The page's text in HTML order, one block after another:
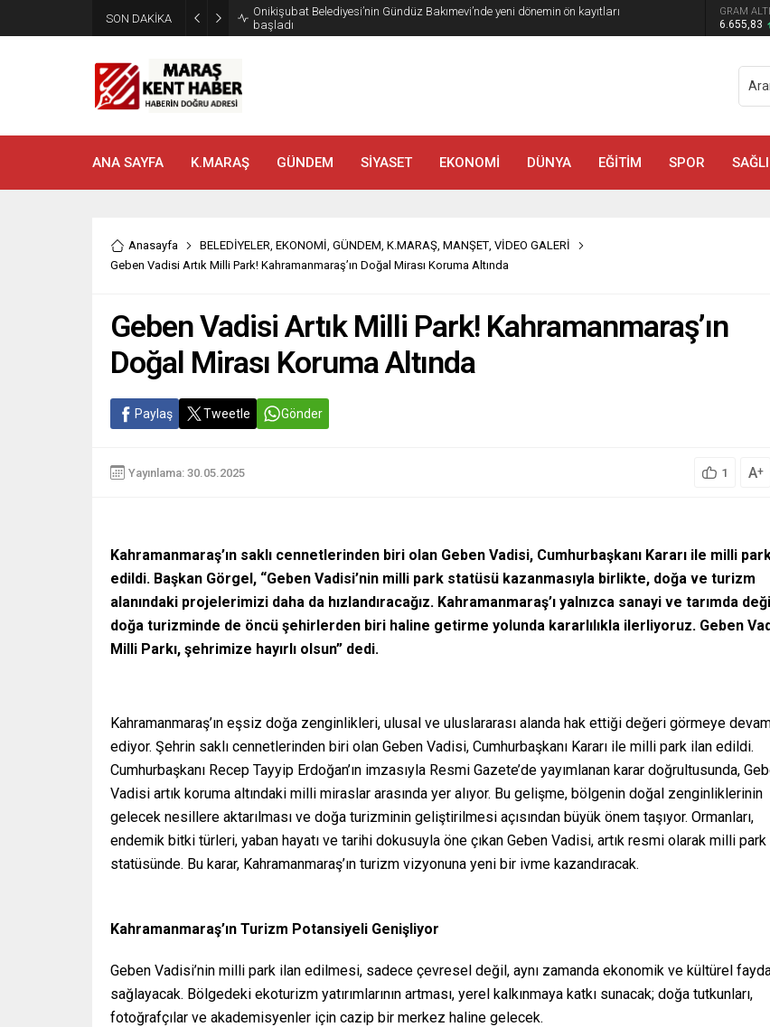
SON DAKİKA Geleneksel Ağustos Fuarı’nda Madrigal Coşkusu GRAM
6.655,83
ANA SAYFA K.MARAŞ GÜNDEM SİYASET EKONOMİ DÜNYA EĞİTİM SPOR
Anasayfa BELEDİYELER, EKONOMİ, GÜNDEM, K.MARAŞ, MANŞET, VİDEO GALERİ
Geben Vadisi Artık Milli Park! Kahramanmaraş’ın Doğal Mirası Koruma Altında
Geben Vadisi Artık Milli Park! Kahramanmaraş’ın
Doğal Mirası Koruma Altında
Paylaş Tweetle Gönder
Yayınlama: 30.05.2025 1 A+
Kahramanmaraş’ın saklı cennetlerinden biri olan Geben Vadisi, Cumhurbaşkanı Kararı ile milli
edildi. Başkan Görgel, “Geben Vadisi’nin milli park statüsü kazanmasıyla birlikte, doğa ve turizm
alanındaki projelerimizi daha da hızlandıracağız. Kahramanmaraş’ı yalnızca sanayi ve tarımda
doğa turizminde de öncü şehirlerden biri haline getirme yolunda kararlılıkla ilerliyoruz. Geben
Milli Parkı, şehrimize hayırlı olsun” dedi.
Kahramanmaraş’ın eşsiz doğa zenginlikleri, ulusal ve uluslararası alanda hak ettiği değeri görmeye
ediyor. Şehrin saklı cennetlerinden biri olan Geben Vadisi, Cumhurbaşkanı Kararı ile milli park ilan edildi.
Cumhurbaşkanı Recep Tayyip Erdoğan’ın imzasıyla Resmi Gazete’de yayımlanan karar doğrultusunda,
Vadisi artık koruma altındaki milli miraslar arasında yer alıyor. Bu gelişme, bölgenin doğal zenginliklerinin
gelecek nesillere aktarılması ve doğa turizminin geliştirilmesi açısından büyük önem taşıyor. Ormanları,
endemik bitki türleri, yaban hayatı ve tarihi dokusuyla öne çıkan Geben Vadisi, artık resmi olarak milli park
statüsünde. Bu karar, Kahramanmaraş’ın turizm vizyonuna yeni bir ivme kazandıracak.
Kahramanmaraş’ın Turizm Potansiyeli Genişliyor
Geben Vadisi’nin milli park ilan edilmesi, sadece çevresel değil, aynı zamanda ekonomik ve kültürel
sağlayacak. Bölgedeki ekoturizm yatırımlarının artması, yerel kalkınmaya katkı sunacak; doğa tutkunları,
fotoğrafçılar ve akademisyenler için cazip bir merkez haline gelecek.